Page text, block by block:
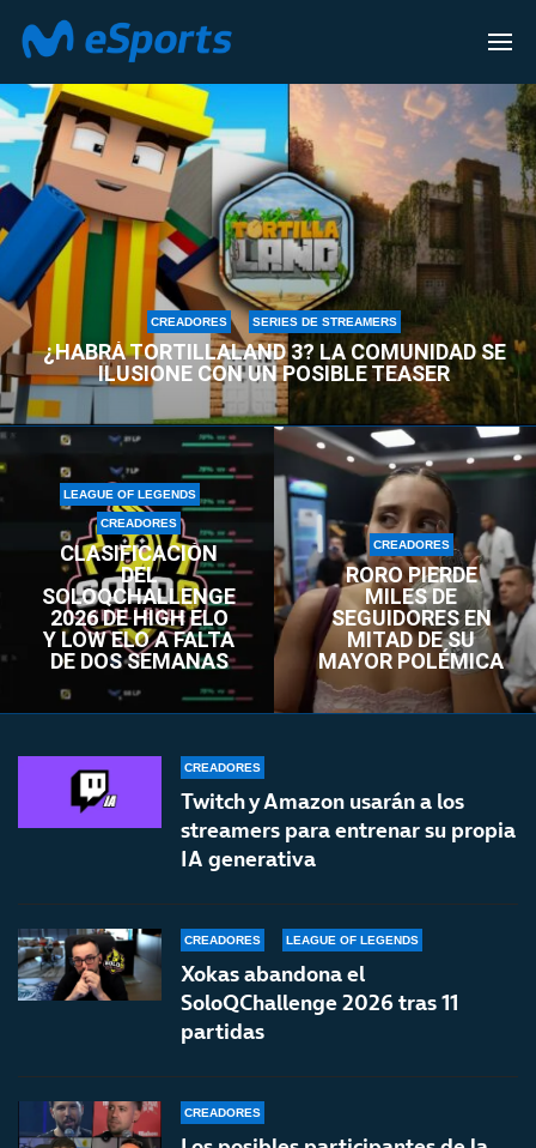
CREADORES
CREADORES SERIES DE STREAMERS
¿HABRÁ TORTILLALAND 3? LA COMUNIDAD SE
ILUSIONE CON UN POSIBLE TEASER
LEAGUE OF LEGENDS
CREADORES
CLASIFICACIÓN
DEL
SOLOQCHALLENGE
2026 DE HIGH ELO
Y LOW ELO A FALTA
DE DOS SEMANAS
CREADORES
RORO PIERDE
MILES DE
SEGUIDORES EN
MITAD DE SU
MAYOR POLÉMICA
CREADORES
Twitch y Amazon usarán a los
streamers para entrenar su propia
IA generativa
CREADORES LEAGUE OF LEGENDS
Xokas abandona el
SoloQChallenge 2026 tras 11
partidas
CREADORES